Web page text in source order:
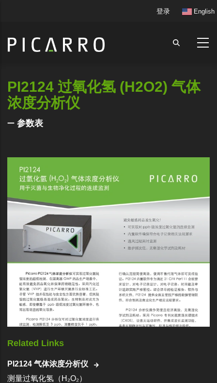
User
登录 English
PI2124 过氧化氢 (H2O2) 气体
浓度分析仪
参数表
Related Links
PI2124 气体浓度分析仪
测量过氧化氢（H₂O₂）